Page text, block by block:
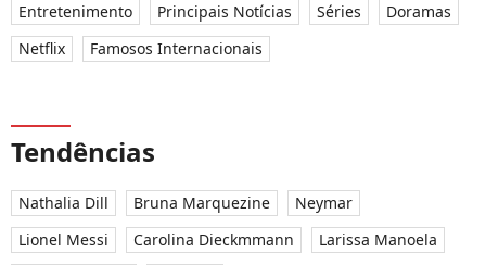
Entretenimento Principais Notícias Séries
Doramas
Netflix
Famosos Internacionais
Tendências
Nathalia Dill Bruna Marquezine
Neymar
Lionel Messi
Carolina Dieckmmann
Larissa Manoela